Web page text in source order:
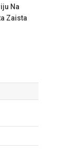
Na
Zaista